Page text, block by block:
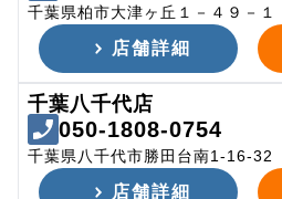
千葉県柏市大津ヶ丘１－４９－１
店舗詳細
千葉八千代店
050-1808-0754
千葉県八千代市勝田台南1-16-32
店舗詳細